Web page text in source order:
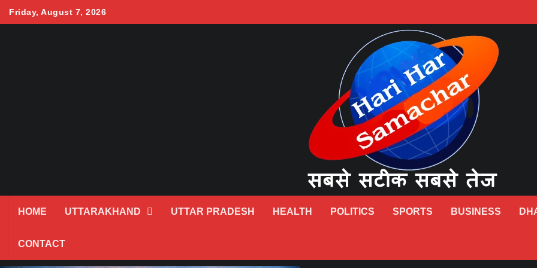
Friday, August 7, 2026
HOME UTTARAKHAND UTTAR PRADESH HEALTH POLITICS SPORTS BUSINESS
CONTACT